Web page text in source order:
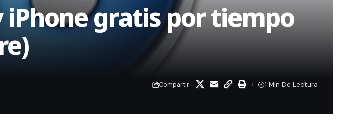
iPhone gratis por tiempo
Compartir 1 Min De Lectura